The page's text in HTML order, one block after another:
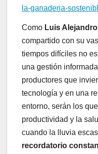
la-ganaderia-
Como Luis
compartido con su
tiempos difíciles no
una gestión
productores que
tecnología y en una
entorno, serán los
productividad y la
cuando la lluvia
recordatorio